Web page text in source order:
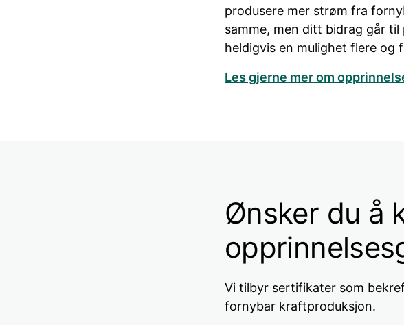
produsere mer strøm fra
samme, men ditt bidrag går
heldigvis en mulighet flere og
Les gjerne mer om
Ønsker du å
Vi tilbyr sertifikater som
fornybar kraftproduksjon.